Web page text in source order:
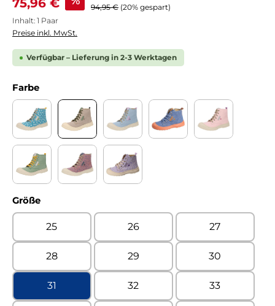
75,96 € Regulärer Preis:
94,95 € (20% gespart)
Inhalt: 1 Paar
Preise inkl. MwSt.
Verfügbar – Lieferung in 2-3 Werktagen
Farbeauswählen
Adoz petrol Kaltfutter
Denim beige Kaltfutter
Denim celeste Kaltfutter
Größeauswählen
25 26 27
28 29 30
31 32 33